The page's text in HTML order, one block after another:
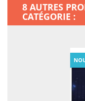
8 AUTRES
CATÉGORIE :